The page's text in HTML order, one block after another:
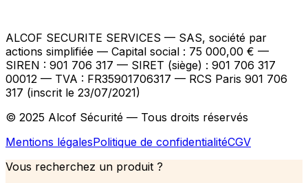
ALCOF SECURITE SERVICES — SAS, société par
actions simplifiée — Capital social : 75 000,00 € —
SIREN : 901 706 317 — SIRET (siège) : 901 706 317
00012 — TVA : FR35901706317 — RCS Paris 901 706
317 (inscrit le 23/07/2021)
© 2025 Alcof Sécurité — Tous droits réservés
Mentions légalesPolitique de confidentialitéCGV
Vous recherchez un produit ?